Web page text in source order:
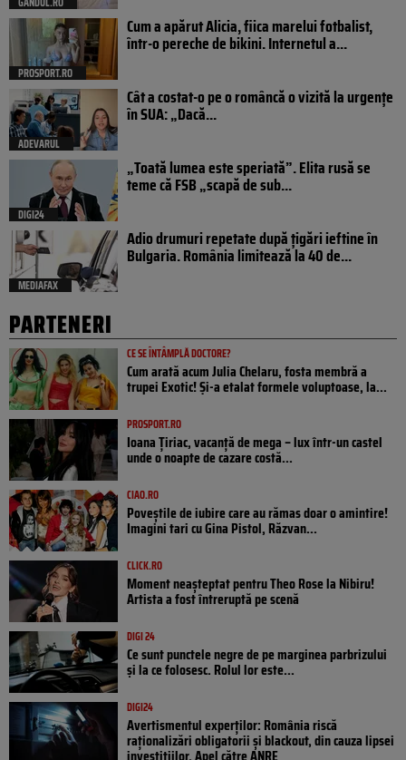
PROSPORT.RO
Cum a apărut Alicia, fiica marelui fotbalist,
într-o pereche de bikini. Internetul a...
ADEVARUL
Cât a costat-o pe o româncă o vizită la urgențe
în SUA: „Dacă...
DIGI24
„Toată lumea este speriată”. Elita rusă se
teme că FSB „scapă de sub...
MEDIAFAX
Adio drumuri repetate după țigări ieftine în
Bulgaria. România limitează la 40 de...
PARTENERI
CE SE ÎNTÂMPLĂ DOCTORE?
Cum arată acum Julia Chelaru, fosta membră a
trupei Exotic! Și-a etalat formele voluptoase, la...
PROSPORT.RO
Ioana Țiriac, vacanță de mega – lux într-un castel
unde o noapte de cazare costă...
CIAO.RO
Poveştile de iubire care au rămas doar o amintire!
Imagini tari cu Gina Pistol, Răzvan...
CLICK.RO
Moment neașteptat pentru Theo Rose la Nibiru!
Artista a fost întreruptă pe scenă
DIGI 24
Ce sunt punctele negre de pe marginea parbrizului
și la ce folosesc. Rolul lor este...
DIGI24
Avertismentul experților: România riscă
raționalizări obligatorii și blackout, din cauza lipsei